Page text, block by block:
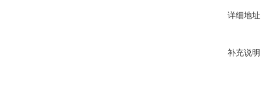
详细地址
补充说明